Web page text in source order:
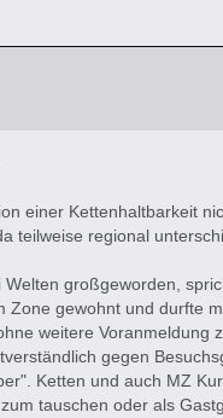
einer Kettenhaltbarkeit
teilweise regional
Welten großgeworden,
Zone gewohnt und durfte
weitere Voranmeldung
gegen
Ketten und auch MZ
tauschen oder als